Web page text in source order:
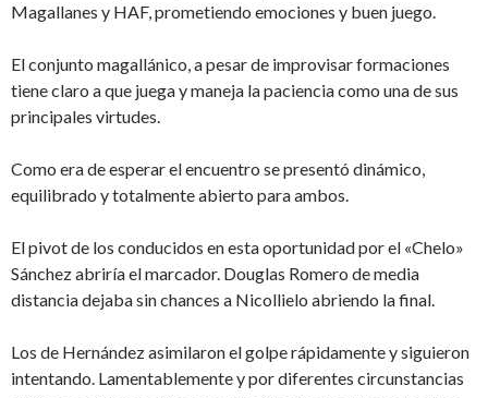
Magallanes y HAF, prometiendo emociones y buen juego.
El conjunto magallánico, a pesar de improvisar formaciones
tiene claro a que juega y maneja la paciencia como una de sus
principales virtudes.
Como era de esperar el encuentro se presentó dinámico,
equilibrado y totalmente abierto para ambos.
El pivot de los conducidos en esta oportunidad por el «Chelo»
Sánchez abriría el marcador. Douglas Romero de media
distancia dejaba sin chances a Nicollielo abriendo la final.
Los de Hernández asimilaron el golpe rápidamente y siguieron
intentando. Lamentablemente y por diferentes circunstancias